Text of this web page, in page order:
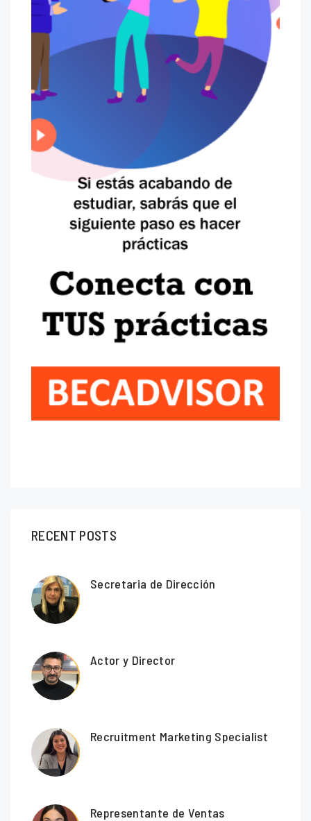
RECENT POSTS
Secretaria de Dirección
Actor y Director
Recruitment Marketing Specialist
Representante de Ventas